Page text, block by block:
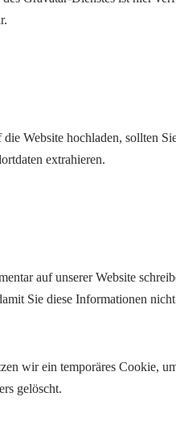
Website hochladen, sollten
extrahieren.
auf unserer Website
Sie diese Informationen
wir ein temporäres Cookie,
gelöscht.